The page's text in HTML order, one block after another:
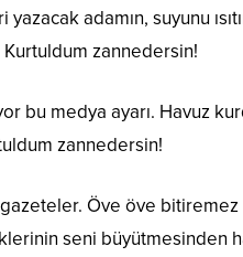
adamın, suyunu
zannedersin!
bu medya ayarı. Havuz
zannedersin!
Öve öve
seni büyütmesinden